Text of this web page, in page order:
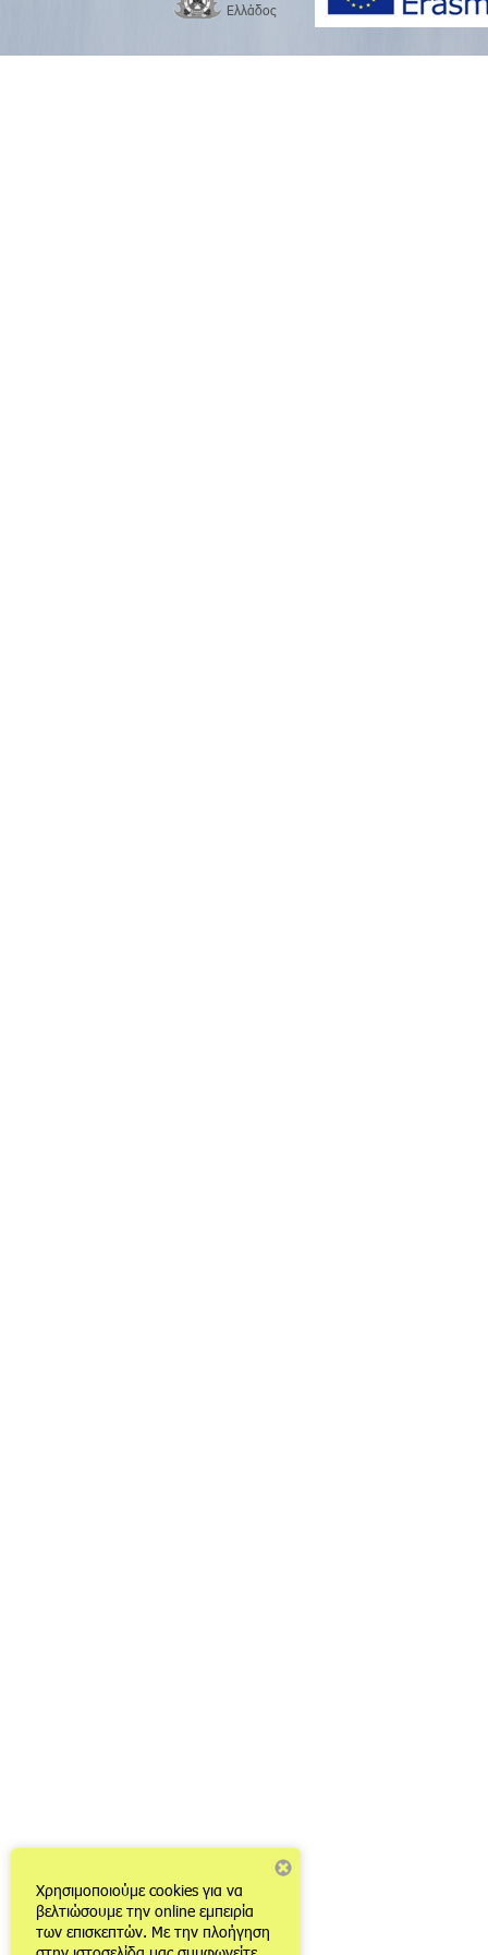
Ελλάδος
Χρησιμοποιούμε cookies για να
βελτιώσουμε την online εμπειρία
των επισκεπτών. Με την πλοήγηση